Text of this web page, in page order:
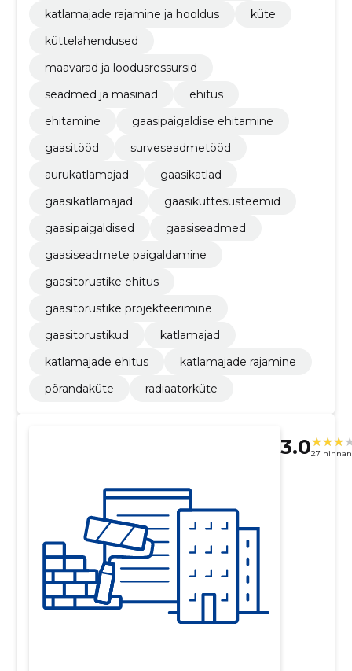
katlamajade rajamine ja hooldus
küte
küttelahendused
maavarad ja loodusressursid
seadmed ja masinad
ehitus
ehitamine
gaasipaigaldise ehitamine
gaasitööd
surveseadmetööd
aurukatlamajad
gaasikatlad
gaasikatlamajad
gaasiküttesüsteemid
gaasipaigaldised
gaasiseadmed
gaasiseadmete paigaldamine
gaasitorustike ehitus
gaasitorustike projekteerimine
gaasitorustikud
katlamajad
katlamajade ehitus
katlamajade rajamine
põrandaküte
radiaatorküte
3.027